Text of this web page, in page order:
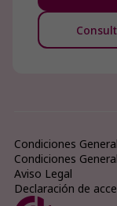
Condiciones
Condiciones
Aviso Legal
Declaración de